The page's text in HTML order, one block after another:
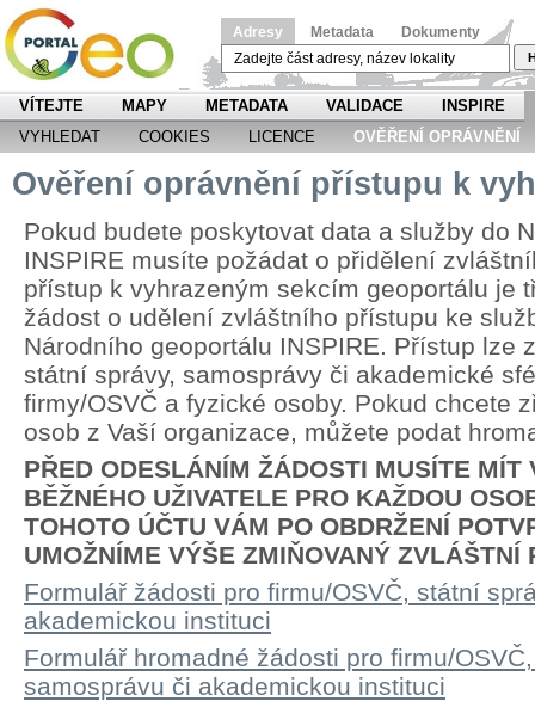
Adresy Metadata Dokumenty
VÍTEJTE MAPY METADATA VALIDACE
INSPIRE
VYHLEDAT
COOKIES LICENCE OVĚŘENÍ OPRÁVNĚNÍ
Ověření oprávnění přístupu k
Pokud budete poskytovat data a služby do
INSPIRE musíte požádat o přidělení
přístup k vyhrazeným sekcím geoportálu je
žádost o udělení zvláštního přístupu ke
Národního geoportálu INSPIRE. Přístup lze
státní správy, samosprávy či akademické
firmy/OSVČ a fyzické osoby. Pokud chcete
osob z Vaší organizace, můžete podat
PŘED ODESLÁNÍM ŽÁDOSTI MUSÍTE MÍT
BĚŽNÉHO UŽIVATELE PRO KAŽDOU
TOHOTO ÚČTU VÁM PO OBDRŽENÍ
UMOŽNÍME VÝŠE ZMIŇOVANÝ ZVLÁŠTNÍ
Formulář žádosti pro firmu/OSVČ, státní
akademickou instituci
Formulář hromadné žádosti pro firmu/
samosprávu či akademickou instituci